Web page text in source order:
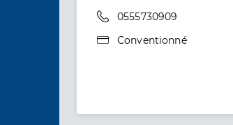
Téléphone
0555730909
Type de convention
Conventionné